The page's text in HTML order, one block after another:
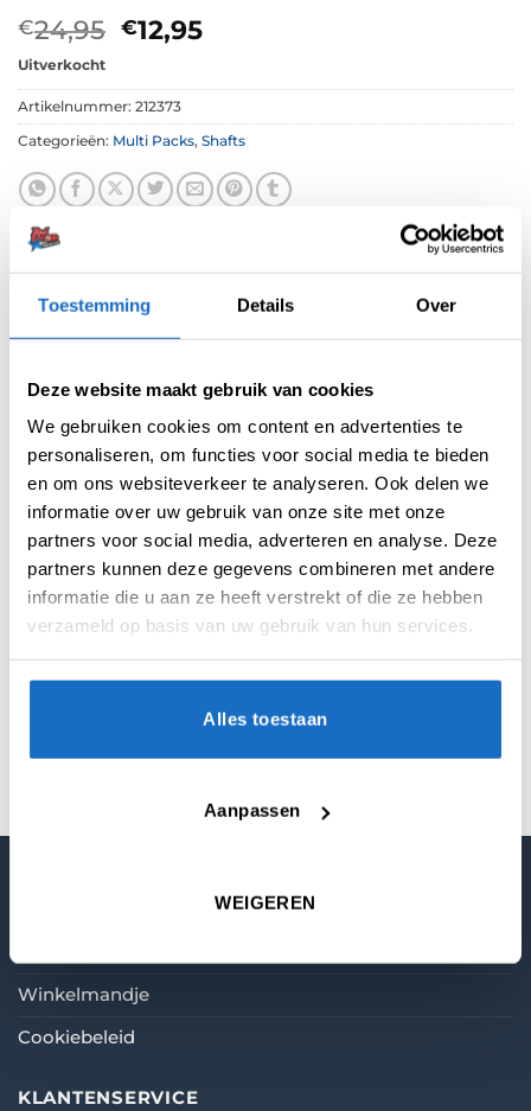
Toestemming Details Over
Deze website maakt gebruik van cookies
We gebruiken cookies om content en advertenties te
personaliseren, om functies voor social media te bieden
en om ons websiteverkeer te analyseren. Ook delen we
informatie over uw gebruik van onze site met onze
partners voor social media, adverteren en analyse. Deze
partners kunnen deze gegevens combineren met andere
informatie die u aan ze heeft verstrekt of die ze hebben
verzameld op basis van uw gebruik van hun services.
Alles toestaan
Aanpassen
WEIGEREN
€24,95 Oorspronkelijke
was:
€24,95.
€12,95Huidige
is:
Uitverkocht
Artikelnummer: 212373
Categorieën: Multi Packs, Shafts
Beoordelingen
Er zijn nog geen beoordelingen.
Enkel ingelogde klanten die dit
product gekocht hebben, kunnen een
Winkelmandje
Cookiebeleid
KLANTENSERVICE